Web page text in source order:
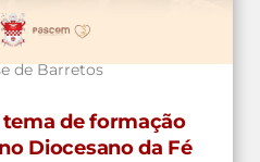
de Barretos
de formação
Diocesano da Fé